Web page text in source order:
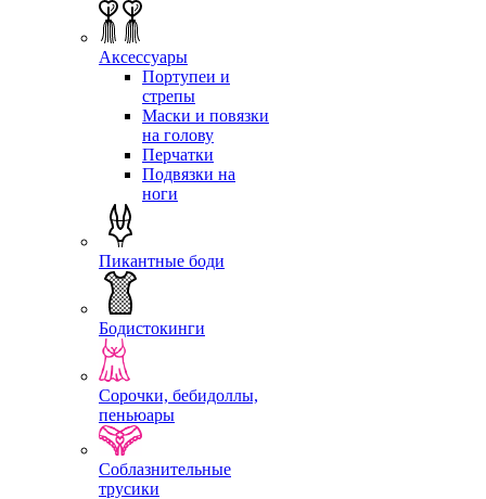
Аксессуары
Портупеи и
стрепы
Маски и повязки
на голову
Перчатки
Подвязки на
ноги
Пикантные боди
Бодистокинги
Сорочки, бебидоллы,
пеньюары
Соблазнительные
трусики